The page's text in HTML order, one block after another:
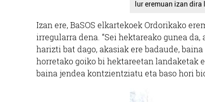
lur eremuan izan
Izan ere, BaSOS elkartekoek Ordorikako
irregularra dena. “Sei hektareako gunea
harizti bat dago, akasiak ere badaude,
horretako goiko bi hektareetan landaketak
baina jendea kontzientziatu eta baso hori